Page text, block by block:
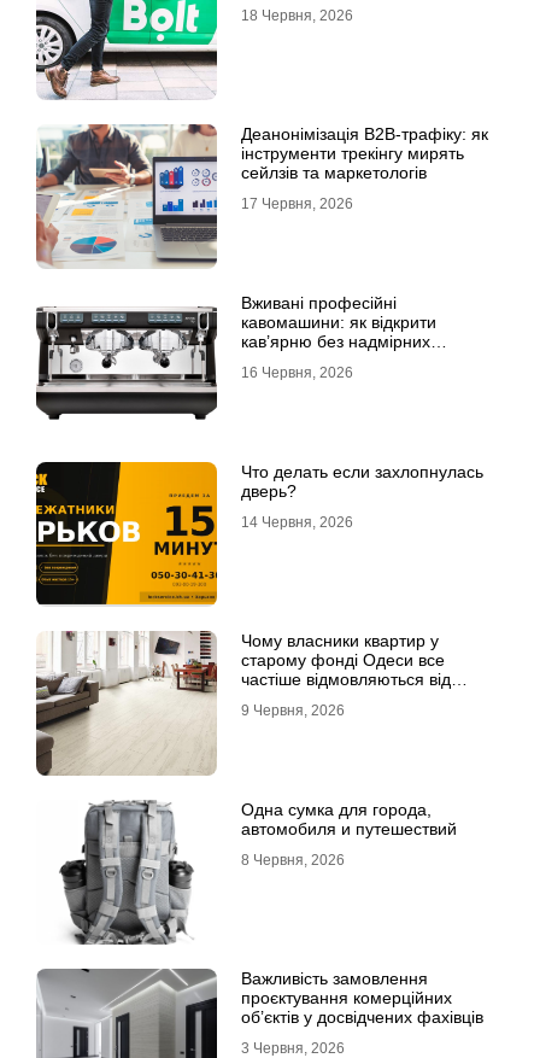
18 Червня, 2026
Деанонімізація B2B-трафіку: як
інструменти трекінгу мирять
сейлзів та маркетологів
17 Червня, 2026
Вживані професійні
кавомашини: як відкрити
кав’ярню без надмірних
16 Червня, 2026
Что делать если захлопнулась
дверь?
14 Червня, 2026
Чому власники квартир у
старому фонді Одеси все
частіше відмовляються від
9 Червня, 2026
Одна сумка для города,
автомобиля и путешествий
8 Червня, 2026
Важливість замовлення
проєктування комерційних
об’єктів у досвідчених фахівців
3 Червня, 2026